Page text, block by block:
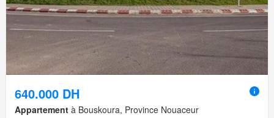
640.000 DH
Appartement à Bouskoura, Province Nouaceur